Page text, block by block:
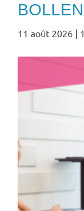
11 août 2026 |